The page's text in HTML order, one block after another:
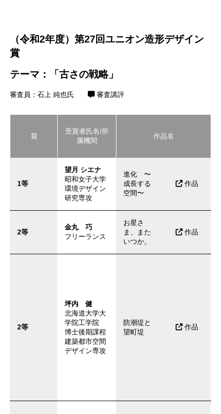
（令和2年度）第27回ユニオン造形デザイン
賞
テーマ：「古さの戦略」
審査員：石上 純也氏 審査講評
賞
受賞者氏名/所
属機関
作品名
1等
望月 シエナ
昭和女子大学
環境デザイン
研究専攻
進化 〜
成長する
空間〜
作品
2等
金丸 巧
フリーランス
お星さ
ま、また
いつか。
作品
2等
坪内 健
北海道大学大
学院工学院
博士後期課程
建築都市空間
デザイン専攻
防潮堤と
望町堤
作品